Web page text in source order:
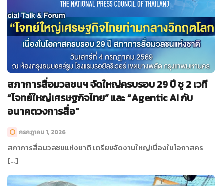
สภาการสื่อมวลชนฯ จัดใหญ่ครบรอบ 29 ปี ชู 2 เวที
“โจทย์ใหญ่เศรษฐกิจไทย” และ “Agentic AI กับ
อนาคตวงการสื่อ”
กรกฎาคม 1, 2026
สภาการสื่อมวลชนแห่งชาติ เตรียมจัดงานใหญ่เนื่องในโอกาสคร
[…]